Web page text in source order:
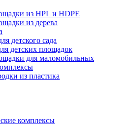
из HPL и HDPE
из дерева
детского сада
детских площадок
для маломобильных
из пластика
комплексы